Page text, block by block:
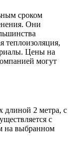
сроком
Они
теплоизоляция,
Цены на
могут
длиной 2 метра, с
с
на выбранном